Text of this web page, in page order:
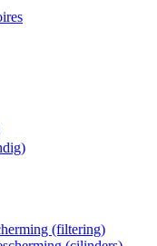
(filtering)